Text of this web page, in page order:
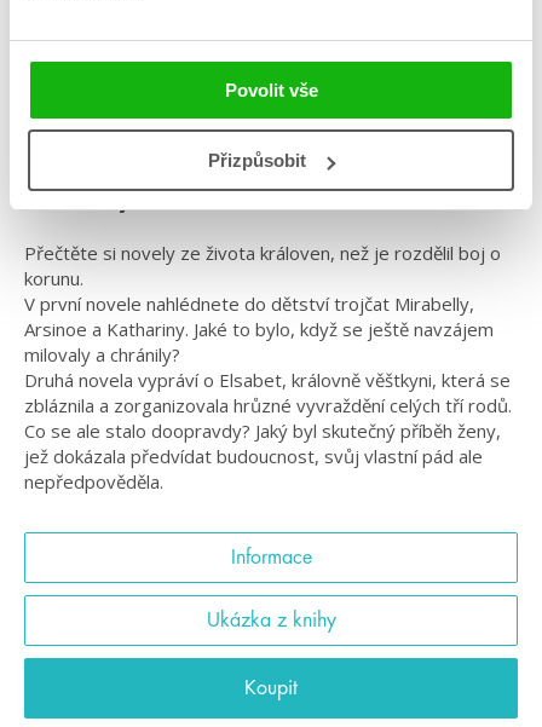
Povolit vše
Přizpůsobit
Přečtěte si dvě novely ze života královen, než je
Přečtěte si novely ze života královen, než je rozdělil boj o
korunu.
V první novele nahlédnete do dětství trojčat Mirabelly,
Arsinoe a Kathariny. Jaké to bylo, když se ještě navzájem
milovaly a chránily?
Druhá novela vypráví o Elsabet, královně věštkyni, která se
zbláznila a zorganizovala hrůzné vyvraždění celých tří rodů.
Co se ale stalo doopravdy? Jaký byl skutečný příběh ženy,
jež dokázala předvídat budoucnost, svůj vlastní pád ale
nepředpověděla.
Informace
Ukázka z knihy
Koupit